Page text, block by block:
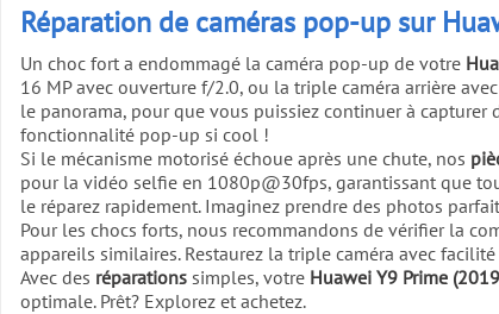
Réparation de caméras pop-up sur
Un choc fort a endommagé la caméra pop-up de votre
16 MP avec ouverture f/2.0, ou la triple caméra arrière
le panorama, pour que vous puissiez continuer à
fonctionnalité pop-up si cool !
Si le mécanisme motorisé échoue après une chute, nos
pour la vidéo selfie en 1080p@30fps, garantissant que
le réparez rapidement. Imaginez prendre des photos
Pour les chocs forts, nous recommandons de vérifier la
appareils similaires. Restaurez la triple caméra avec
Avec des réparations simples, votre Huawei Y9 Prime
optimale. Prêt? Explorez et achetez.